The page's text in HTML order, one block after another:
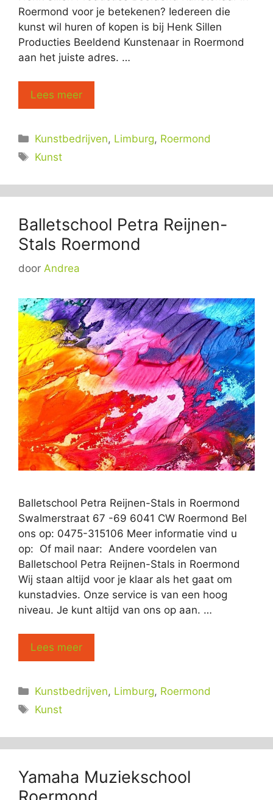
Roermond voor je betekenen? Iedereen die
kunst wil huren of kopen is bij Henk Sillen
Producties Beeldend Kunstenaar in Roermond
aan het juiste adres. …
Lees meer
Categorieën
Kunstbedrijven, Limburg, Roermond
Tags
Kunst
Balletschool Petra Reijnen-
Stals Roermond
door Andrea
Balletschool Petra Reijnen-Stals in Roermond
Swalmerstraat 67 -69 6041 CW Roermond Bel
ons op: 0475-315106 Meer informatie vind u
op: Of mail naar: Andere voordelen van
Balletschool Petra Reijnen-Stals in Roermond
Wij staan altijd voor je klaar als het gaat om
kunstadvies. Onze service is van een hoog
niveau. Je kunt altijd van ons op aan. …
Lees meer
Categorieën
Kunstbedrijven, Limburg, Roermond
Tags
Kunst
Yamaha Muziekschool